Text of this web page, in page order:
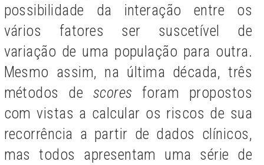
possibilidade da interação entre os
vários fatores ser suscetível de
variação de uma população para outra.
Mesmo assim, na última década, três
métodos de scores foram propostos
com vistas a calcular os riscos de sua
recorrência a partir de dados clínicos,
mas todos apresentam uma série de